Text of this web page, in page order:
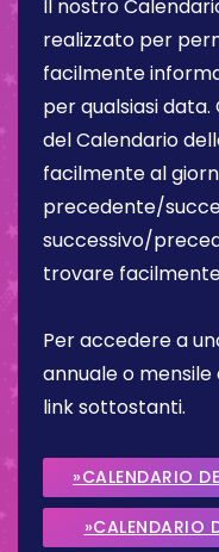
Il nostro
realizzato per
facilmente
per qualsiasi
del Calendario
facilmente al
precedente/
successivo/
trovare
Per accedere a
annuale o
link sottostanti.
»CALENDARIO
»CALENDARIO